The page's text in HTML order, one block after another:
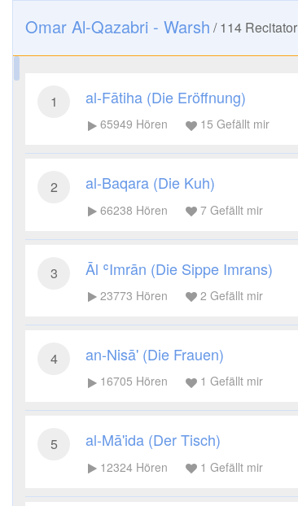
Omar Al-Qazabri - Warsh /114 Recitator
1 al-Fātiha (Die Eröffnung)
65949 Hören 15 Gefällt mir
2 al-Baqara (Die Kuh)
66238 Hören 7 Gefällt mir
3 Āl ʿImrān (Die Sippe Imrans)
23773 Hören 2 Gefällt mir
4 an-Nisā' (Die Frauen)
16705 Hören 1 Gefällt mir
5 al-Mā'ida (Der Tisch)
12324 Hören 1 Gefällt mir